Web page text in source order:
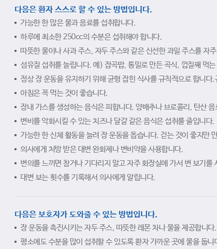
다음은 환자 스스로 할 수 있는 방법입니다.
가능한 한 많은 물과 음료를 섭취합니다.
하루에 최소한 250cc의 수분은 섭취해야 합니다.
따뜻한 물이나 사과 주스, 자두 주스와 같은 신선한 과일 주스를 자
섬유질 섭취를 늘립니다. 예) 잡곡밥, 통밀로 만든 곡식, 껍질째 먹
정상 장 운동을 유지하기 위해 균형 잡힌 식사를 규칙적으로 합니
아침은 꼭 먹는 것이 좋습니다.
장내 가스를 생성하는 음식은 피합니다. 양배추나 브로콜리, 탄산
변비를 악화시킬 수 있는 치즈나 달걀 같은 음식은 섭취를 줄입니다.
가능한 한 신체 활동을 늘려 장 운동을 돕습니다. 걷는 것이 좋지만
의사에게 처방 받은 대변 완화제나 변비약을 사용합니다.
변의를 느끼면 참거나 기다리지 말고 자주 화장실에 가서 변 보기를
대변 보는 횟수를 기록해서 의사에게 알립니다.
다음은 보호자가 도와줄 수 있는 방법입니다.
장 운동을 촉진시키는 자두 주스, 따뜻한 레몬 차나 물을 제공합니다.
평소에도 수분을 많이 섭취할 수 있도록 환자 가까운 곳에 물을 둡니